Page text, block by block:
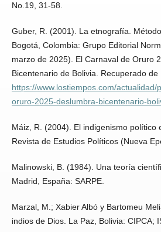
No.19, 31-58.
Guber, R. (2001). La etnografía.
Bogotá, Colombia: Grupo Editorial
marzo de 2025). El Carnaval de Oruro
Bicentenario de Bolivia. Recuperado de
https://www.lostiempos.com/
oruro-2025-deslumbra-bicentenario-
Máiz, R. (2004). El indigenismo político
Revista de Estudios Políticos (Nueva
Malinowski, B. (1984). Una teoría
Madrid, España: SARPE.
Marzal, M.; Xabier Albó y Bartomeu
indios de Dios. La Paz, Bolivia: CIPCA;